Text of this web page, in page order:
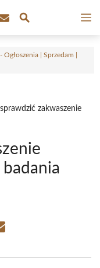
Ogłoszenia | Sprzedam |
zakwaszenie